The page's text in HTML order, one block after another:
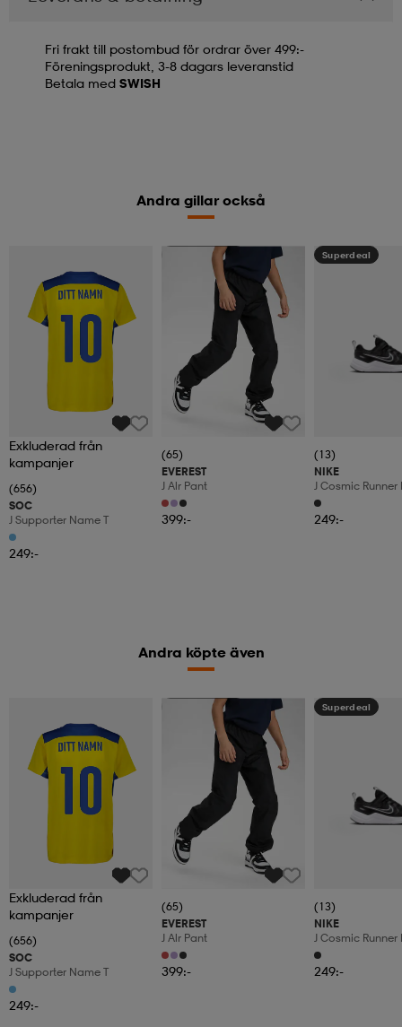
Fri frakt till postombud för ordrar över 499:-
Föreningsprodukt, 3-8 dagars leveranstid
Betala med SWISH
Andra gillar också
Exkluderad från
kampanjer
(656)
SOC
J Supporter Name T
249:-
Kampanj -25%
(65)
EVEREST
J Alr Pant
399:-
Superdeal
(13)
NIKE
J Cosmic Runner
249:-
Andra köpte även
Exkluderad från
kampanjer
(656)
SOC
J Supporter Name T
249:-
Kampanj -25%
(65)
EVEREST
J Alr Pant
399:-
Superdeal
(13)
NIKE
J Cosmic Runner
249:-